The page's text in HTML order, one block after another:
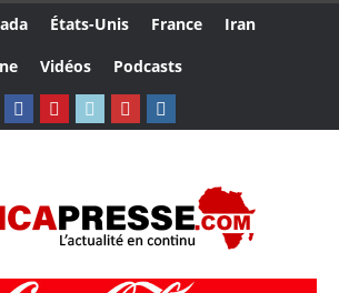
États-Unis France
Iran
Vidéos Podcasts